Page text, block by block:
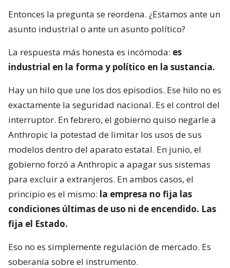
Entonces la pregunta se reordena. ¿Estamos ante un
asunto industrial o ante un asunto político?
La respuesta más honesta es incómoda: es
industrial en la forma y político en la sustancia.
Hay un hilo que une los dos episodios. Ese hilo no es
exactamente la seguridad nacional. Es el control del
interruptor. En febrero, el gobierno quiso negarle a
Anthropic la potestad de limitar los usos de sus
modelos dentro del aparato estatal. En junio, el
gobierno forzó a Anthropic a apagar sus sistemas
para excluir a extranjeros. En ambos casos, el
principio es el mismo: la empresa no fija las
condiciones últimas de uso ni de encendido. Las
fija el Estado.
Eso no es simplemente regulación de mercado. Es
soberanía sobre el instrumento.